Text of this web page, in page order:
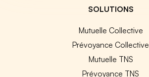
SOLUTIONS
Mutuelle Collective
Prévoyance Collective
Mutuelle TNS
Prévoyance TNS